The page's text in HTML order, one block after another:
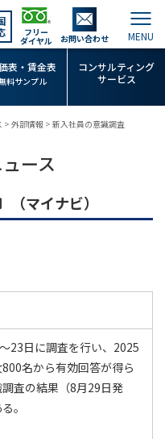
フリー
ダイヤル お問い合わせ
表・賃金表
料サンプル
コンサルティング
サービス
> 外部情報 > 新入社員の意識調査
ース
マイナビ）
23日に調査を行い、2025
名から有効回答が得ら
査の結果（8月29日発
。